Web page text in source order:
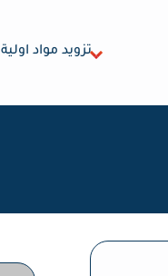
تزويد مواد اولية